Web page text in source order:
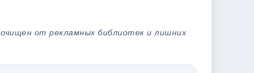
от рекламных библиотек и лишних